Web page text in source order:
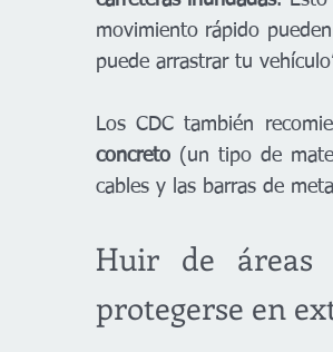
movimiento rápido
puede arrastrar tu
Los CDC también
concreto (un tipo de
cables y las barras de
Huir de áreas
protegerse en